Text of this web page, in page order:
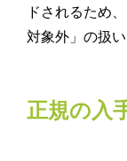
ドされるため
対象外」の扱い
正規の入